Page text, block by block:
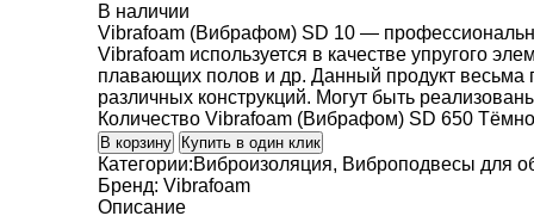
В наличии
Vibrafoam (Вибрафом) SD 10 —
Vibrafoam используется в качестве упругого
плавающих полов и др. Данный продукт весьма
различных конструкций. Могут быть
Количество Vibrafoam (Вибрафом) SD 650
В корзину Купить в один клик
Категории:Виброизоляция, Виброподвесы для
Бренд: Vibrafoam
Описание